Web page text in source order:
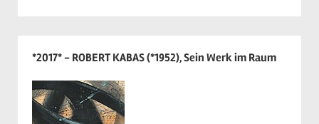
*2017* - ROBERT KABAS (*1952), Sein Werk im Raum